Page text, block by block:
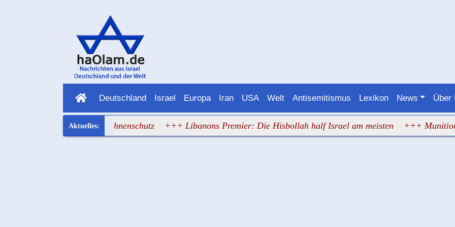
Deutschland Israel Europa Iran USA Welt Antisemitismus Lexikon News Über
Rafael aus dem Drohnenschutz +++ Libanons Premier: Die Hisbollah half Israel am meisten +++ Munition an